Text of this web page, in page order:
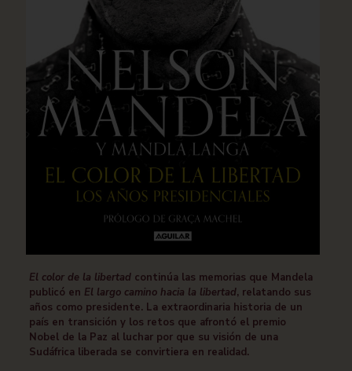
El color de la libertad continúa las memorias que Mandela
publicó en El largo camino hacia la libertad, relatando sus
años como presidente. La extraordinaria historia de un
país en transición y los retos que afrontó el premio
Nobel de la Paz al luchar por que su visión de una
Sudáfrica liberada se convirtiera en realidad.